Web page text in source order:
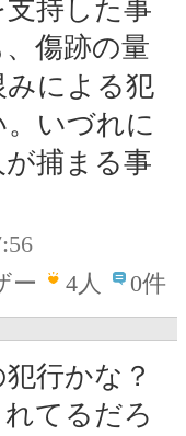
持した事
傷跡の量
による犯
いづれに
捕まる事
ー
4人 0件
行かな？
てるだろ